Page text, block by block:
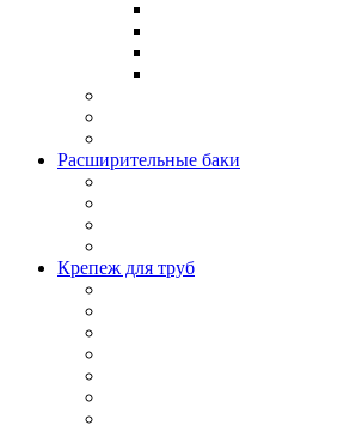
Расширительные баки
Крепеж для труб